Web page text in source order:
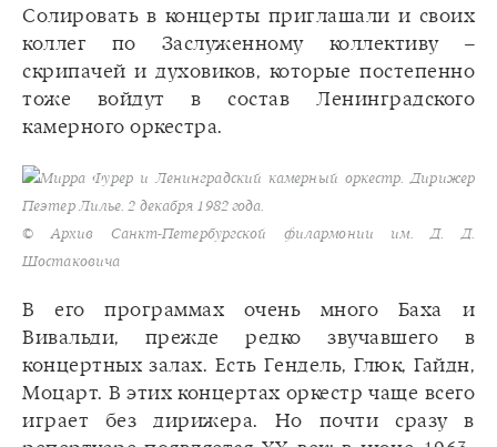
Солировать в концерты приглашали и своих
коллег по Заслуженному коллективу –
скрипачей и духовиков, которые постепенно
тоже войдут в состав Ленинградского
камерного оркестра.
Мирра Фурер и Ленинградский камерный оркестр. Дирижер
Пеэтер Лилье. 2 декабря 1982 года.
© Архив Санкт-Петербургской филармонии им. Д. Д.
Шостаковича
В его программах очень много Баха и
Вивальди, прежде редко звучавшего в
концертных залах. Есть Гендель, Глюк, Гайдн,
Моцарт. В этих концертах оркестр чаще всего
играет без дирижера. Но почти сразу в